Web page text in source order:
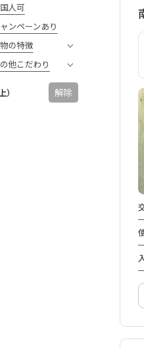
人可
ンペーンあり
の特徴
他こだわり
解除